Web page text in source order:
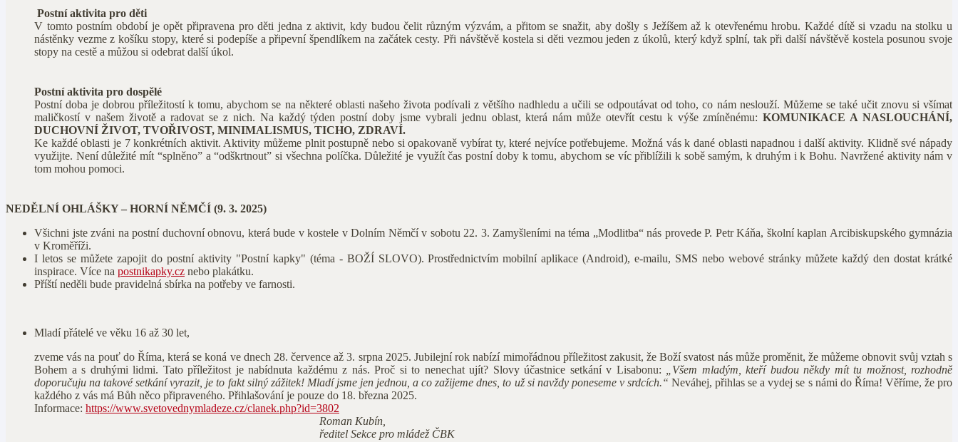
Postní aktivita pro děti
V tomto postním období je opět připravena pro děti jedna z aktivit, kdy budou čelit různým výzvám, a přitom se snažit, aby došly s Ježíšem až k otevřenému hrobu. Každé dítě si vzadu na stolku u
nástěnky vezme z košíku stopy, které si podepíše a připevní špendlíkem na začátek cesty. Při návštěvě kostela si děti vezmou jeden z úkolů, který když splní, tak při další návštěvě kostela posunou svoje
stopy na cestě a můžou si odebrat další úkol.
Postní aktivita pro dospělé
Postní doba je dobrou příležitostí k tomu, abychom se na některé oblasti našeho života podívali z většího nadhledu a učili se odpoutávat od toho, co nám neslouží. Můžeme se také učit znovu si všímat
maličkostí v našem životě a radovat se z nich. Na každý týden postní doby jsme vybrali jednu oblast, která nám může otevřít cestu k výše zmíněnému:KOMUNIKACE A NASLOUCHÁNÍ,
DUCHOVNÍ ŽIVOT, TVOŘIVOST, MINIMALISMUS, TICHO, ZDRAVÍ.
Ke každé oblasti je 7 konkrétních aktivit. Aktivity můžeme plnit postupně nebo si opakovaně vybírat ty, které nejvíce potřebujeme. Možná vás k dané oblasti napadnou i další aktivity. Klidně své nápady
využijte. Není důležité mít “splněno” a “odškrtnout” si všechna políčka. Důležité je využít čas postní doby k tomu, abychom se víc přiblížili k sobě samým, k druhým i k Bohu. Navržené aktivity nám v
tom mohou pomoci.
NEDĚLNÍ OHLÁŠKY – HORNÍ NĚMČÍ (9. 3. 2025)
Všichni jste zváni na postní duchovní obnovu, která bude v kostele v Dolním Němčí v sobotu 22. 3. Zamyšleními na téma „Modlitba“ nás provede P. Petr Káňa, školní kaplan Arcibiskupského gymnázia
v Kroměříži.
I letos se můžete zapojit do postní aktivity "Postní kapky" (téma - BOŽÍ SLOVO). Prostřednictvím mobilní aplikace (Android), e-mailu, SMS nebo webové stránky můžete každý den dostat krátké
inspirace. Více na postnikapky.cz nebo plakátku.
Příští neděli bude pravidelná sbírka na potřeby ve farnosti.
Mladí přátelé ve věku 16 až 30 let,
zveme vás na pouť do Říma, která se koná ve dnech 28. července až 3. srpna 2025. Jubilejní rok nabízí mimořádnou příležitost zakusit, že Boží svatost nás může proměnit, že můžeme obnovit svůj vztah s
Bohem a s druhými lidmi. Tato příležitost je nabídnuta každému z nás. Proč si to nenechat ujít? Slovy účastnice setkání v Lisabonu:
„Všem mladým, kteří budou někdy mít tu možnost, rozhodně
doporučuju na takové setkání vyrazit, je to fakt silný zážitek! Mladí jsme jen jednou, a co zažijeme dnes, to už si navždy poneseme v srdcích.“Neváhej, přihlas se a vydej se s námi do Říma! Věříme, že pro
každého z vás má Bůh něco připraveného. Přihlašování je pouze do 18. března 2025.
Informace: https://www.svetovednymladeze.cz/clanek.php?id=3802
Roman Kubín,
ředitel Sekce pro mládež ČBK